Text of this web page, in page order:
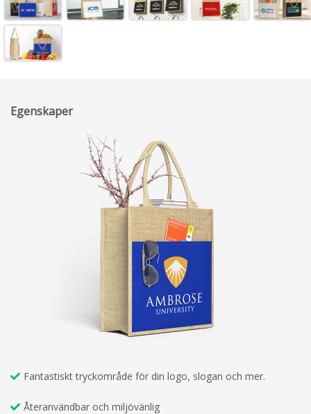
Egenskaper
Fantastiskt tryckområde för din logo, slogan och mer.
Återanvändbar och miljövänlig